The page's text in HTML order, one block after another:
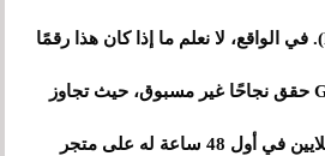
أندرويد الأحدث من 9 (Pie). في الواقع، لا نعلم ما إذا كان هذا رقمًا
قياسيًا، ولكن تطبيق Grok حقق نجاحًا غير مسبوق، حيث تجاوز
عدد عمليات التنزيل 10 ملايين في أول 48 ساعة له على متجر